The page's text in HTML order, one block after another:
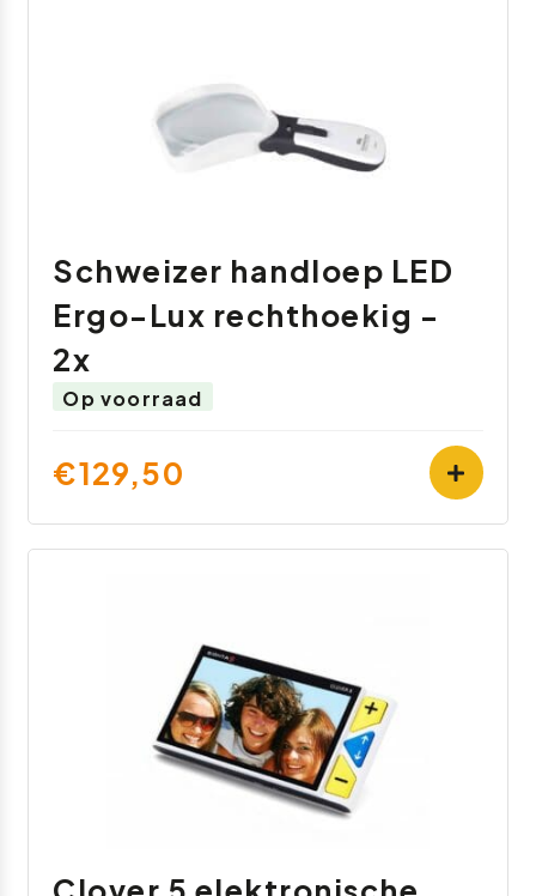
Schweizer handloep LED
Ergo-Lux rechthoekig -
2x
Op voorraad
€129,50